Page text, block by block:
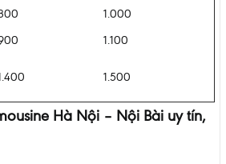
1.000
1.100
1.500
Hà Nội – Nội Bài uy tín,